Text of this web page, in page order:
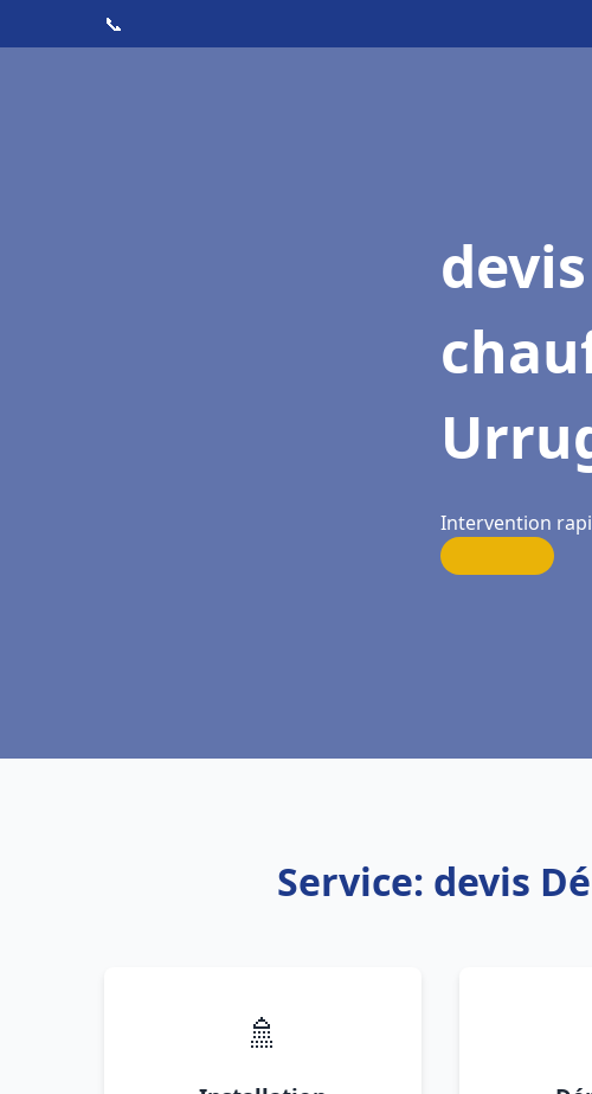
📞
Intervention
Service: devis
🚿